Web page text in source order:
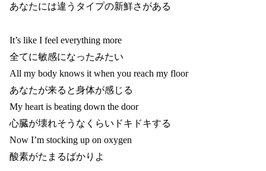
あなたには違うタイプの新鮮さがある
It’s like I feel everything more
全てに敏感になったみたい
All my body knows it when you reach my floor
あなたが来ると身体が感じる
My heart is beating down the door
心臓が壊れそうなくらいドキドキする
Now I’m stocking up on oxygen
酸素がたまるばかりよ